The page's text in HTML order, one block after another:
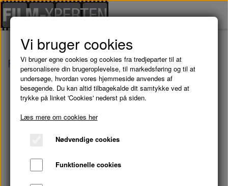
Forside Brugte Film BLUE CRUSH 2 - DVD
Vi bruger cookies
Vi bruger egne cookies og cookies fra tredjeparter til at
personalisere din brugeroplevelse, til markedsføring og til at
undersøge, hvordan vores hjemmeside anvendes af
besøgende. Du kan altid tilbagekalde dit samtykke ved at
trykke på linket 'Cookies' nederst på siden.
Læs mere om cookies her
Nødvendige cookies
Funktionelle cookies